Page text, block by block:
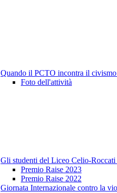
Quando il PCTO incontra il civismo
Foto dell'attività
Gli studenti del Liceo Celio-
Premio Raise 2023
Premio Raise 2022
Giornata Internazionale contro la